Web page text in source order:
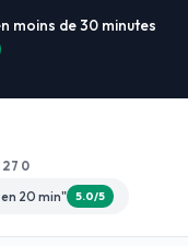
moins de 30 minutes
4.8/5